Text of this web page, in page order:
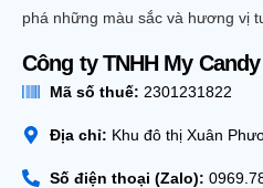
phá những màu sắc và hương vị
Công ty TNHH My
Mã số thuế: 2301231822
Địa chỉ: Khu đô thị Xuân
Số điện thoại (Zalo):